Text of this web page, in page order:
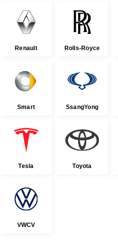
Renault Rolls-Royce
Smart SsangYong
Tesla Toyota
VWCV